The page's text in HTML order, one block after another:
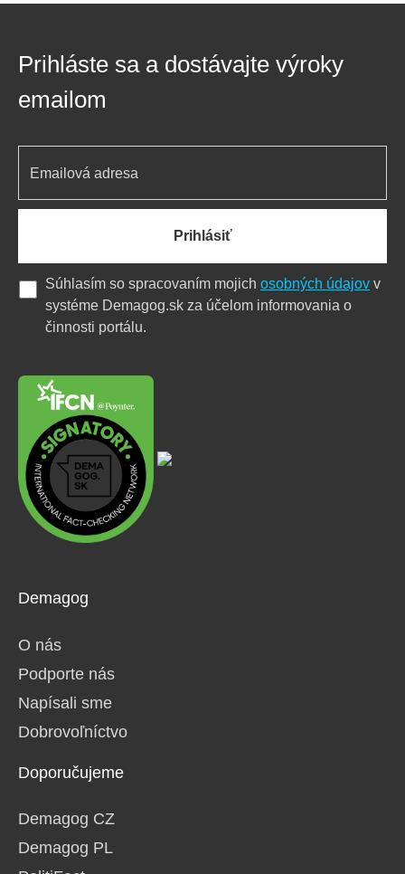
Demagog
O nás
Podporte nás
Napísali sme
Dobrovoľníctvo
Doporučujeme
Demagog CZ
Demagog PL
Prihláste sa a dostávajte výroky
emailom
Prihlásiť
Súhlasím so spracovaním mojich osobných údajov v
systéme Demagog.sk za účelom informovania o
činnosti portálu.